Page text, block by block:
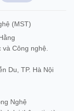
(MST)
Công nghệ.
Du, TP. Hà Nội
Nghệ